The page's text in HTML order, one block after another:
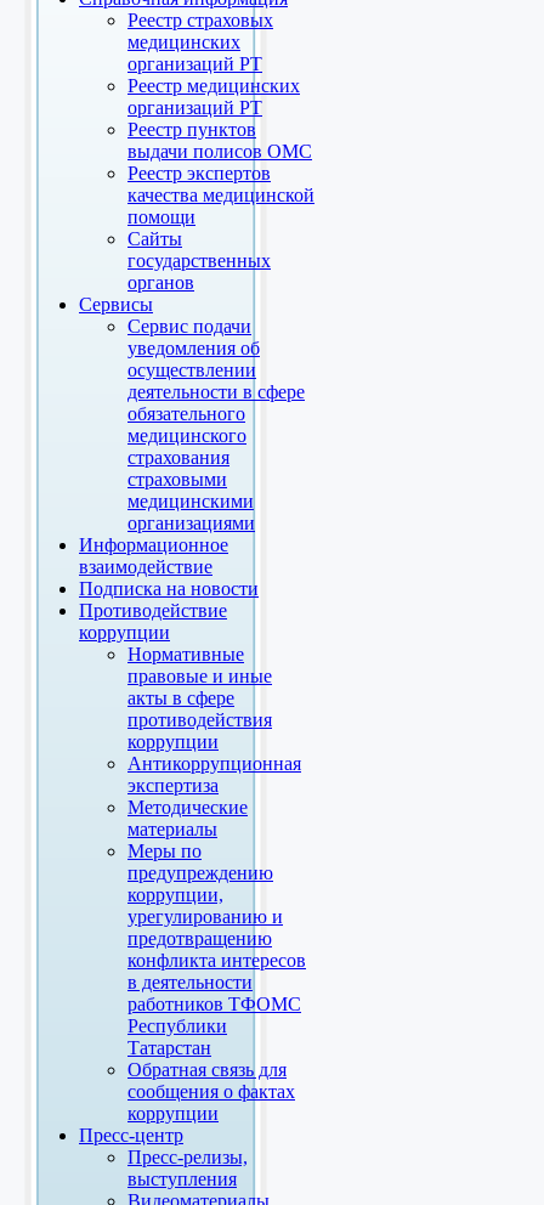
Реестр страховых
медицинских
организаций РТ
Реестр медицинских
организаций РТ
Реестр пунктов
выдачи полисов ОМС
Реестр экспертов
качества медицинской
помощи
Сайты
государственных
органов
Сервисы
Сервис подачи
уведомления об
осуществлении
деятельности в сфере
обязательного
медицинского
страхования
страховыми
медицинскими
организациями
Информационное
взаимодействие
Подписка на новости
Противодействие
коррупции
Нормативные
правовые и иные
акты в сфере
противодействия
коррупции
Антикоррупционная
экспертиза
Методические
материалы
Меры по
предупреждению
коррупции,
урегулированию и
предотвращению
конфликта интересов
в деятельности
работников ТФОМС
Республики
Татарстан
Обратная связь для
сообщения о фактах
коррупции
Пресс-центр
Пресс-релизы,
выступления
Видеоматериалы